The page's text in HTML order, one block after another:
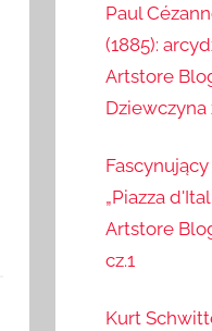
Paul
(1885):
Artstore
„Piazza
Artstore
cz.1
Kurt